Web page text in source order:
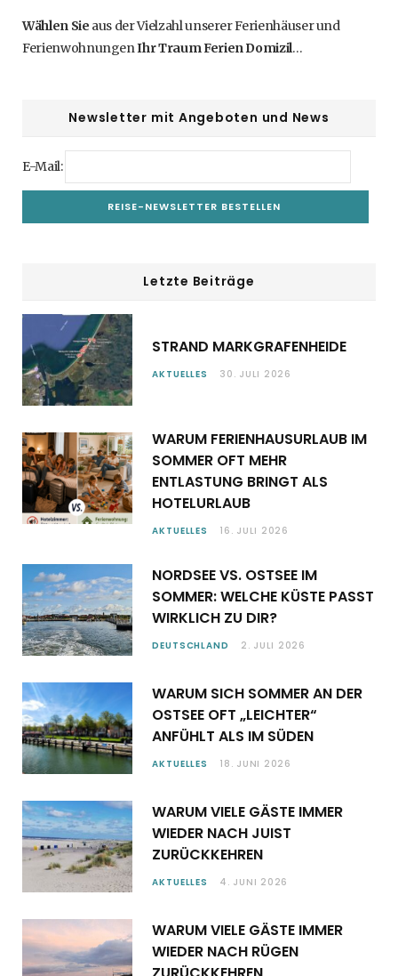
Wählen Sie aus der Vielzahl unserer Ferienhäuser und
FerienwohnungenIhr Traum Ferien Domizil…
Newsletter mit Angeboten und News
E-Mail:
Letzte Beiträge
STRAND MARKGRAFENHEIDE
AKTUELLES 30. JULI 2026
WARUM FERIENHAUSURLAUB IM
SOMMER OFT MEHR
ENTLASTUNG BRINGT ALS
HOTELURLAUB
AKTUELLES 16. JULI 2026
NORDSEE VS. OSTSEE IM
SOMMER: WELCHE KÜSTE PASST
WIRKLICH ZU DIR?
DEUTSCHLAND 2. JULI 2026
WARUM SICH SOMMER AN DER
OSTSEE OFT „LEICHTER“
ANFÜHLT ALS IM SÜDEN
AKTUELLES 18. JUNI 2026
WARUM VIELE GÄSTE IMMER
WIEDER NACH JUIST
ZURÜCKKEHREN
AKTUELLES 4. JUNI 2026
WARUM VIELE GÄSTE IMMER
WIEDER NACH RÜGEN